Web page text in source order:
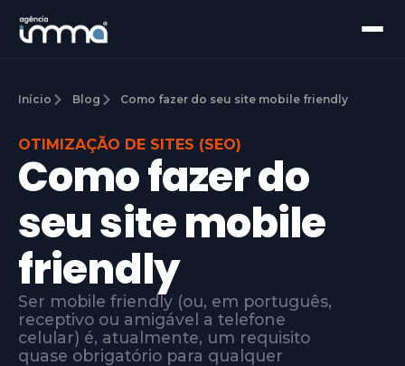
Início Blog Como fazer do seu site mobile friendly
OTIMIZAÇÃO DE SITES (SEO)
Como fazer do
seu site mobile
friendly
Ser mobile friendly (ou, em português,
receptivo ou amigável a telefone
celular) é, atualmente, um requisito
quase obrigatório para qualquer